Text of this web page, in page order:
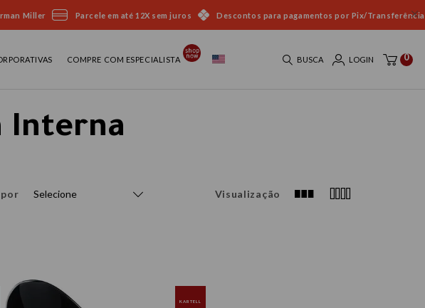
Miller Parcele em até 12X sem juros Descontos para pagamentos por Pix/Transferência
COMPRE COM ESPECIALISTA BUSCA LOGIN 0
Interna
Selecione Visualização
KARTELL